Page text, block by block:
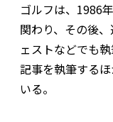
ゴルフは、1986
関わり、その後
ェストなどでも
記事を執筆する
いる。